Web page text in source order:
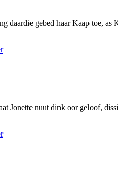
daardie gebed haar Kaap toe,
nuut dink oor geloof,